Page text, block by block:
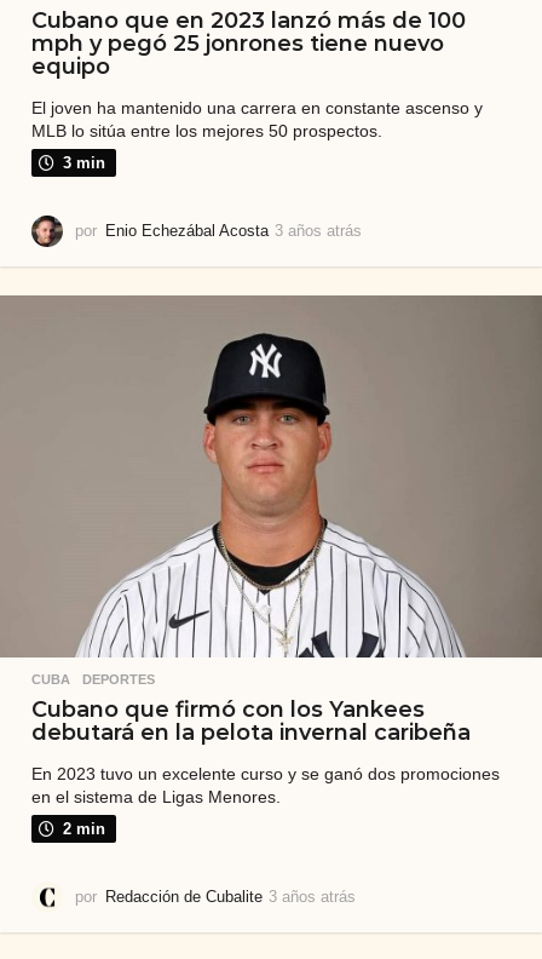
Cubano que en 2023 lanzó más de 100
mph y pegó 25 jonrones tiene nuevo
equipo
El joven ha mantenido una carrera en constante ascenso y
MLB lo sitúa entre los mejores 50 prospectos.
3 min
por Enio Echezábal Acosta 3 años atrás
o
CUBA ,DEPORTES
Cubano que firmó con los Yankees
debutará en la pelota invernal caribeña
En 2023 tuvo un excelente curso y se ganó dos promociones
en el sistema de Ligas Menores.
2 min
por Redacción de Cubalite 3 años atrás